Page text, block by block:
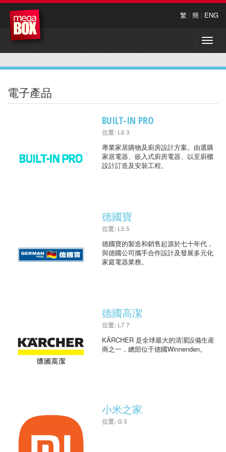
繁 | 簡 | ENG
Toggle
電子產品
BUILT-IN PRO
位置: L6 3
專業家居購物及廚房設計方案。由選購
家居電器、嵌入式廚房電器、以至廚櫃
設計訂造及安裝工程。
德國寶
位置: L5 5
德國寶的製造和銷售起源於七十年代，
與德國公司攜手合作設計及發展多元化
家庭電器業務。
德國高潔
位置: L7 7
KÄRCHER 是全球最大的清潔設備生産
商之一，總部位于德國Winnenden。
小米之家
位置: G 3